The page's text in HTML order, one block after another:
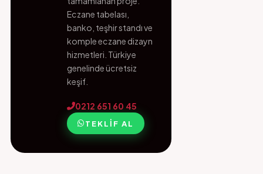
Eczane tabelası,
banko, teşhir standı ve
komple eczane dizayn
hizmetleri. Türkiye
genelinde ücretsiz
keşif.
0212 651 60 45
TEKLIF AL